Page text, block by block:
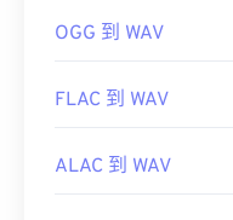
OGG 到 WAV
FLAC 到 WAV
ALAC 到 WAV